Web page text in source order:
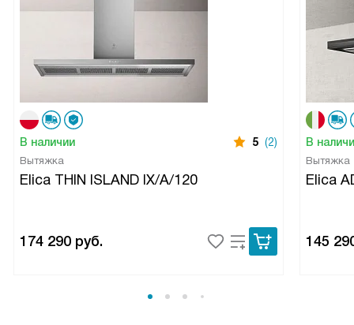
В наличии 5 (2)
Вытяжка
Elica THIN ISLAND IX/A/120
174 290 руб.
В
Вытяжка
Elica
145